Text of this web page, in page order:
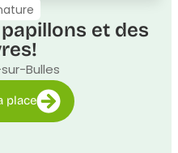
et des
Bulles
place